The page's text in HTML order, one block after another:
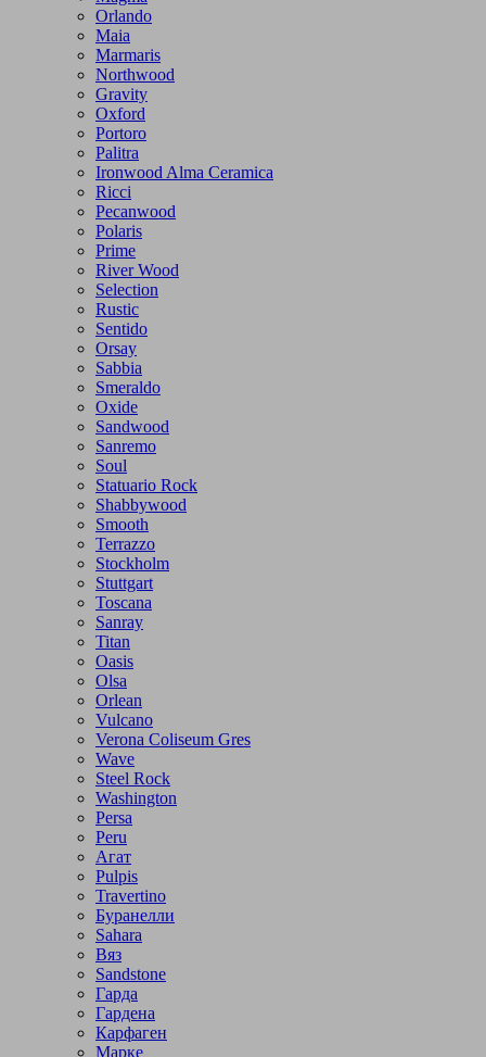
Orlando
Maia
Marmaris
Northwood
Gravity
Oxford
Portoro
Palitra
Ironwood Alma Ceramica
Ricci
Pecanwood
Polaris
Prime
River Wood
Selection
Rustic
Sentido
Orsay
Sabbia
Smeraldo
Oxide
Sandwood
Sanremo
Soul
Statuario Rock
Shabbywood
Smooth
Terrazzo
Stockholm
Stuttgart
Toscana
Sanray
Titan
Oasis
Olsa
Orlean
Vulcano
Verona Coliseum Gres
Wave
Steel Rock
Washington
Persa
Peru
Агат
Pulpis
Travertino
Буранелли
Sahara
Вяз
Sandstone
Гарда
Гардена
Карфаген
Марке